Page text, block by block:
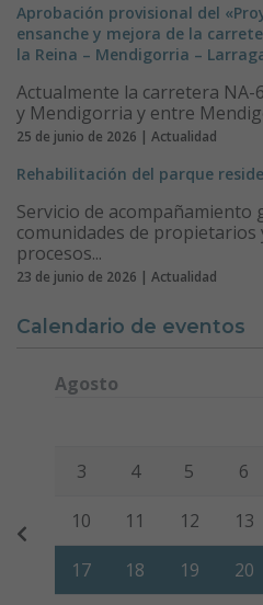
Aprobación provisional del
ensanche y mejora de la
la Reina – Mendigorria –
Actualmente la carretera NA-
y Mendigorria y entre
25 de junio de 2026 | Actualidad
Rehabilitación del parque
Servicio de
comunidades de
procesos...
23 de junio de 2026 | Actualidad
Calendario de eventos
Agosto
3 4 5 6
10 11 12 13
17 18 19 20